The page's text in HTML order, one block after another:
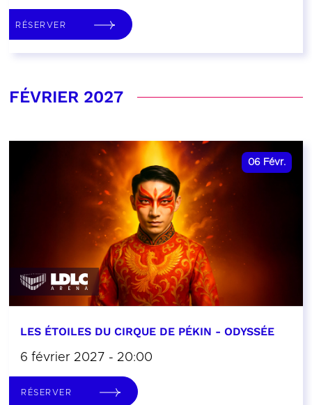
RÉSERVER
FÉVRIER 2027
06 Févr.
LES ÉTOILES DU CIRQUE DE PÉKIN - ODYSSÉE
6 février 2027 - 20:00
RÉSERVER